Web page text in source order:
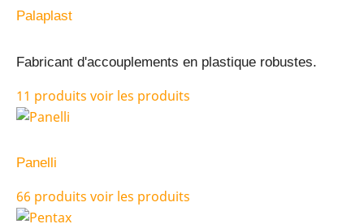
Palaplast
Fabricant d'accouplements en plastique robustes.
11 produits voir les produits
Panelli
66 produits voir les produits